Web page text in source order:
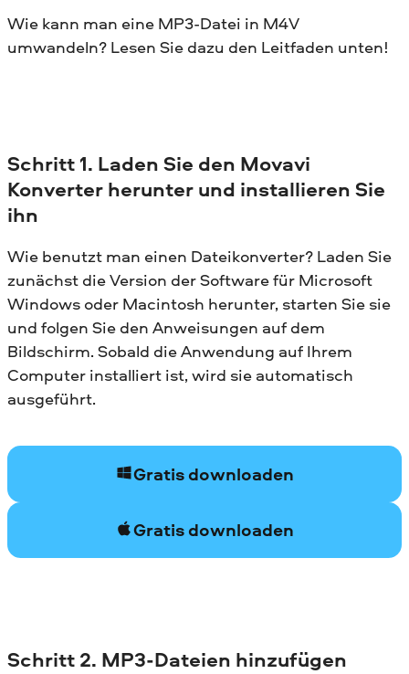
Wie kann man eine MP3-Datei in M4V
umwandeln? Lesen Sie dazu den Leitfaden unten!
Schritt 1. Laden Sie den Movavi
Konverter herunter und installieren Sie
ihn
Wie benutzt man einen Dateikonverter? Laden Sie
zunächst die Version der Software für Microsoft
Windows oder Macintosh herunter, starten Sie sie
und folgen Sie den Anweisungen auf dem
Bildschirm. Sobald die Anwendung auf Ihrem
Computer installiert ist, wird sie automatisch
ausgeführt.
Gratis downloaden
Gratis downloaden
Schritt 2. MP3-Dateien hinzufügen